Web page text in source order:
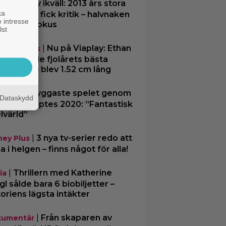
På tv ikväll: 2013 års stora
fick kritik – halvnaken
stjäl fokus
| Nu på Viaplay: Ethan
gjorde fjolårets bästa
– blev 1.52 cm lång
|
”Snyggaste spelet genom
släpptes 2020: ”Fantastisk
Plus| 3 nya tv-serier redo att
i helgen – finns något för alla!
Thrillern med Katherine
sålde bara 6 biobiljetter –
lägsta intäkter
| Från skaparen av
intresse
Dataskydd